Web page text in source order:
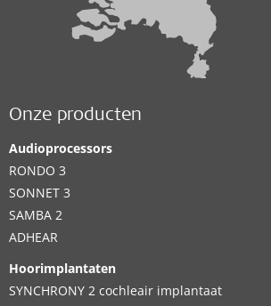
Onze producten
Audioprocessors
RONDO 3
SONNET 3
SAMBA 2
ADHEAR
Hoorimplantaten
SYNCHRONY 2 cochleair implantaat